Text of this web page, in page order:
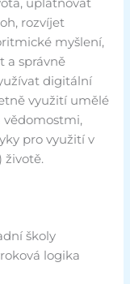
uplatňovat
rozvíjet
myšlení,
a správně
digitální
využití umělé
vědomostmi,
pro využití v
životě.
školy
logika